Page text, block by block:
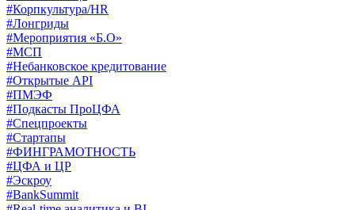
#Корпкультура/HR
#Лонгриды
#Мероприятия «Б.О»
#МСП
#Небанковское кредитование
#Открытые API
#ПМЭФ
#Подкасты ПроЦФА
#Спецпроекты
#Стартапы
#ФИНГРАМОТНОСТЬ
#ЦФА и ЦР
#Эскроу
#BankSummit